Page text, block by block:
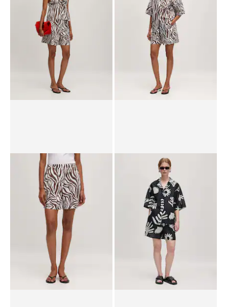
Top 'Emely'
Blouse 'Chris'
€ 59,90€ 29,90